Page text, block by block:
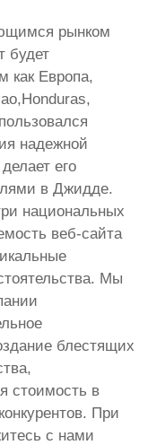
рынком
будет
как Европа,
надежной
его
в Джидде.
национальных
веб-сайта
Мы
блестящих
стоимость в
При
с нами